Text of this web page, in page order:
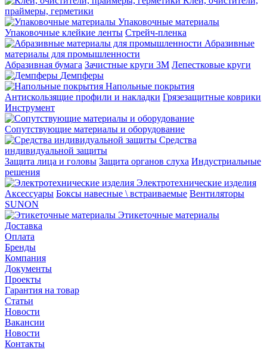
праймеры, герметики
Упаковочные материалы
Упаковочные клейкие ленты Стрейч-пленка
Абразивные
материалы для промышленности
Абразивная бумага Зачистные круги 3М Лепестковые круги
Демпферы
Напольные покрытия
Aнтискользящие профили и накладки Грязезащитные коврики
Инструмент
Сопутствующие материалы и оборудование
Средства
индивидуальной защиты
Защита лица и головы Защита органов слуха Индустриальные
решения
Электротехнические изделия
Аксессуары Боксы навесные \ встраиваемые Вентиляторы
SUNON
Этикеточные материалы
Доставка
Оплата
Бренды
Компания
Документы
Проекты
Гарантия на товар
Статьи
Новости
Вакансии
Новости
Контакты